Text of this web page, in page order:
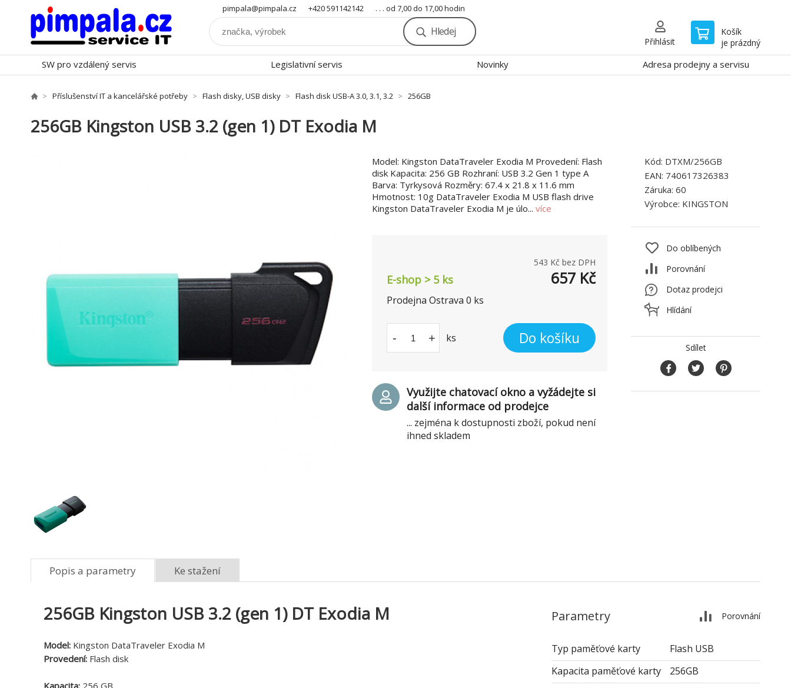
pimpala@pimpala.cz +420 591142142 . . . od 7,00 do 17,00 hodin
Hledej
Přihlásit
Košík
je prázdný
SW pro vzdálený servis Legislativní servis Novinky Adresa prodejny a servisu
Příslušenství IT a kancelářské potřeby Flash disky, USB disky Flash disk USB-A 3.0, 3.1, 3.2 256GB
256GB Kingston USB 3.2 (gen 1) DT Exodia M
Model: Kingston DataTraveler Exodia M Provedení: Flash
disk Kapacita: 256 GB Rozhraní: USB 3.2 Gen 1 type A
Barva: Tyrkysová Rozměry: 67.4 x 21.8 x 11.6 mm
Hmotnost: 10g DataTraveler Exodia M USB flash drive
Kingston DataTraveler Exodia M je úlo... více
543 Kč bez DPH
E-shop > 5 ks 657 Kč
Prodejna Ostrava 0 ks
- + ks Do košíku
Využijte chatovací okno a vyžádejte si
další informace od prodejce
... zejména k dostupnosti zboží, pokud není
ihned skladem
Kód: DTXM/256GB
EAN: 740617326383
Záruka: 60
Výrobce: KINGSTON
Do oblíbených
Porovnání
Dotaz prodejci
Hlídání
Sdílet
Popis a parametry Ke stažení
256GB Kingston USB 3.2 (gen 1) DT Exodia M
Model: Kingston DataTraveler Exodia M
Provedení: Flash disk
Parametry Porovnání
Typ paměťové karty
Flash USB
Kapacita paměťové karty
256GB